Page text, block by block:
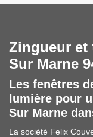
Zingueur et
Sur Marne
Les fenêtres
lumière pour
Sur Marne
La société Felix